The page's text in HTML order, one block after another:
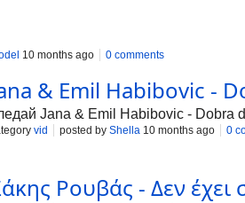
10 months ago 0 comments
& Emil Habibovic -
Jana & Emil Habibovic - Dobra
vid posted by Shella 10 months ago 0
Ρουβάς - Δεν